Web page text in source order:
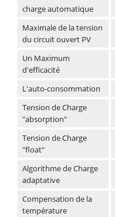
charge automatique
Maximale de la tension
du circuit ouvert PV
Un Maximum
d'efficacité
L'auto-consommation
Tension de Charge
"absorption"
Tension de Charge
"float"
Algorithme de Charge
adaptative
Compensation de la
température